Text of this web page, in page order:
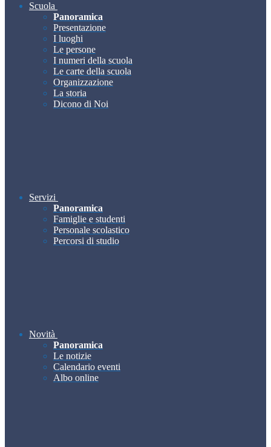
Scuola
Panoramica
Presentazione
I luoghi
Le persone
I numeri della scuola
Le carte della scuola
Organizzazione
La storia
Dicono di Noi
Servizi
Panoramica
Famiglie e studenti
Personale scolastico
Percorsi di studio
Novità
Panoramica
Le notizie
Calendario eventi
Albo online